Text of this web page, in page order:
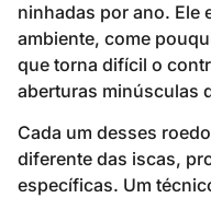
ninhadas por ano. Ele
ambiente, come
que torna difícil o
aberturas minúsculas
Cada um desses
diferente das iscas,
específicas. Um